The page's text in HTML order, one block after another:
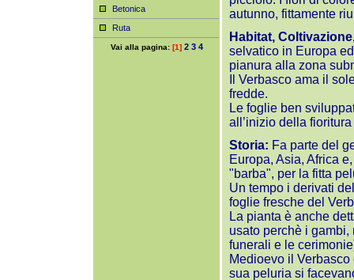
Betonica
Ruta
Vai alla pagina: [1] 2 3 4
autunno, fittamente
Habitat,
selvatico in Europa
pianura alla zona
Il Verbasco ama il
fredde.
Le foglie ben
all’inizio della
Storia: Fa parte del
Europa, Asia, Africa
"barba", per la fitta
Un tempo i derivati
foglie fresche del
La pianta è anche
usato perchè i
funerali e le
Medioevo il
sua peluria si